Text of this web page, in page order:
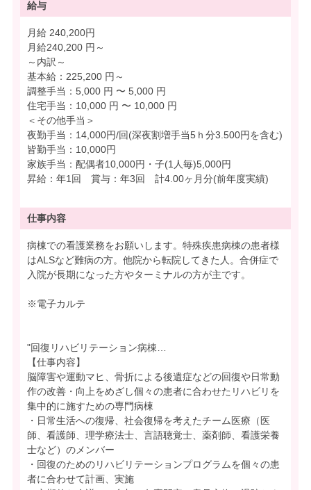
給与
月給 240,200円
月給240,200 円～
～内訳～
基本給：225,200 円～
調整手当：5,000 円 〜 5,000 円
住宅手当：10,000 円 〜 10,000 円
＜その他手当＞
夜勤手当：14,000円/回(深夜割増手当5ｈ分3.500円を含む)
皆勤手当：10,000円
家族手当：配偶者10,000円・子(1人毎)5,000円
昇給：年1回 賞与：年3回 計4.00ヶ月分(前年度実績)
仕事内容
病棟での看護業務をお願いします。特殊疾患病棟の患者様
はALSなど難病の方。他院から転院してきた人。合併症で
入院が長期になった方やターミナルの方が主です。
※電子カルテ
"回復リハビリテーション病棟…
【仕事内容】
脳障害や運動マヒ、骨折による後遺症などの回復や日常動
作の改善・向上をめざし個々の患者に合わせたリハビリを
集中的に施すための専門病棟
・日常生活への復帰、社会復帰を考えたチーム医療（医
師、看護師、理学療法士、言語聴覚士、薬剤師、看護栄養
士など）のメンバー
・回復のためのリハビリテーションプログラムを個々の患
者に合わせて計画、実施